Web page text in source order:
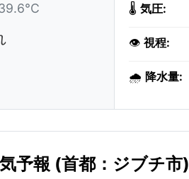
🌡️ 気圧:
👁️ 視程:
🌧️ 降水量:
予報 (首都：ジブチ市)